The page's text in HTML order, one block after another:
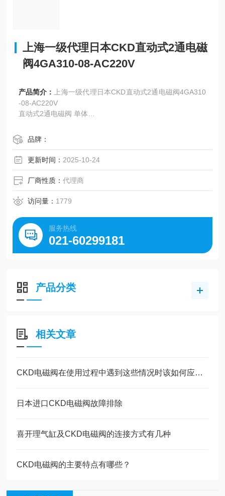
上海一级代理日本CKD直动式2通电磁
阀4GA310-08-AC220V
产品简介：
上海一级代理日本CKD直动式2通电磁阀4GA310
-08-AC220V
直动式2通电磁阀 单体
AB42 常通（通电时闭）型
接管口径：RC1/8~RC1/2
品牌：
更新时间： 2025-10-24
厂商性质：代理商
访问量： 1779
服务热线
021-60299181
产品分类
相关文章
CKD电磁阀在使用过程中遇到这些情况时该如何应对？
日本进口CKD电磁阀故障排除
喜开理气缸及CKD电磁阀的连接方式有几种
CKD电磁阀的主要特点有哪些？